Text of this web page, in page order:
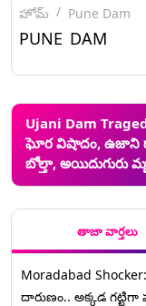
హోమ్ Pune Dam
PUNE DAM
Ujani Dam
ఘోర విషాదం, ఉజాని
బోల్తా, అయిదుగురు
గల్లంతు
తాజా వార్తలు
Moradabad
దారుణం.. అక్కడ గట్టిగా